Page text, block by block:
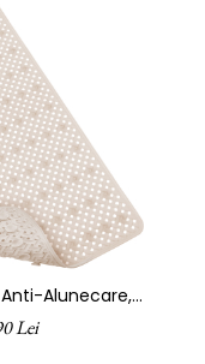
Alunecare,
Impletitura, Bej
Lei